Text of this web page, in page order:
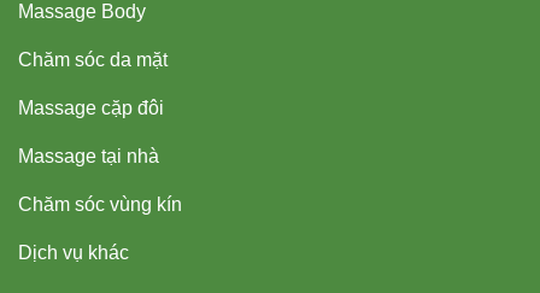
Massage Body
Chăm sóc da mặt
Massage cặp đôi
Massage tại nhà
Chăm sóc vùng kín
Dịch vụ khác